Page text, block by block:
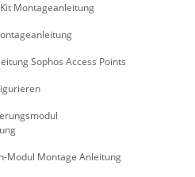
Montageanleitung
Sophos Access Points
Modul Montage Anleitung